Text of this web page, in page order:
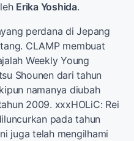
Erika Yoshida.
perdana di Jepang
CLAMP membuat
Weekly Young
Shounen dari tahun
namanya diubah
2009. xxxHOLiC: Rei
pada tahun
juga telah mengilhami